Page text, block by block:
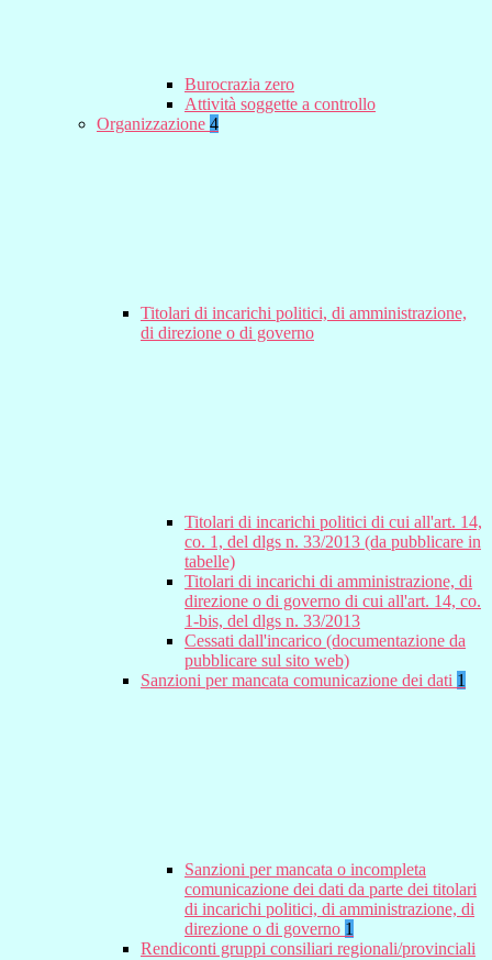
Burocrazia zero
Attività soggette a controllo
Organizzazione 4
Titolari di incarichi politici, di amministrazione,
di direzione o di governo
Titolari di incarichi politici di cui all'art. 14,
co. 1, del dlgs n. 33/2013 (da pubblicare in
tabelle)
Titolari di incarichi di amministrazione, di
direzione o di governo di cui all'art. 14, co.
1-bis, del dlgs n. 33/2013
Cessati dall'incarico (documentazione da
pubblicare sul sito web)
Sanzioni per mancata comunicazione dei dati 1
Sanzioni per mancata o incompleta
comunicazione dei dati da parte dei titolari
di incarichi politici, di amministrazione, di
direzione o di governo 1
Rendiconti gruppi consiliari regionali/provinciali